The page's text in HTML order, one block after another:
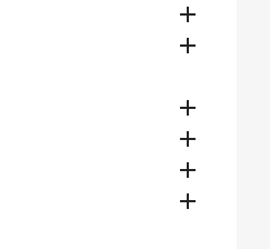





